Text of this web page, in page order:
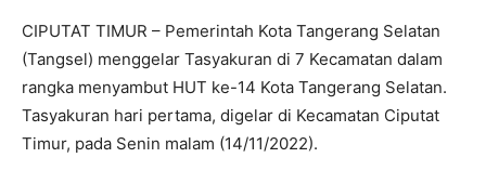
CIPUTAT TIMUR – Pemerintah Kota Tangerang Selatan
(Tangsel) menggelar Tasyakuran di 7 Kecamatan dalam
rangka menyambut HUT ke-14 Kota Tangerang Selatan.
Tasyakuran hari pertama, digelar di Kecamatan Ciputat
Timur, pada Senin malam (14/11/2022).